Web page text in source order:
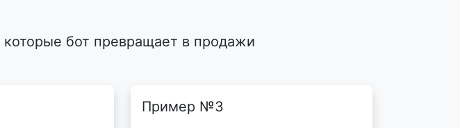
бот превращает в продажи
Пример №3